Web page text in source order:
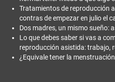
Tratamientos de reproducción
contras de empezar en julio el
Dos madres, un mismo sueño:
Lo que debes saber si vas a
reproducción asistida: trabajo,
¿Equivale tener la